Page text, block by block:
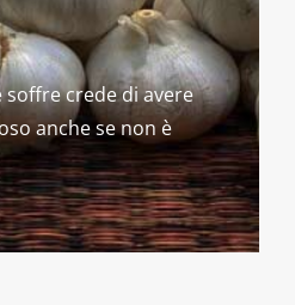
soffre crede di avere
anche se non è